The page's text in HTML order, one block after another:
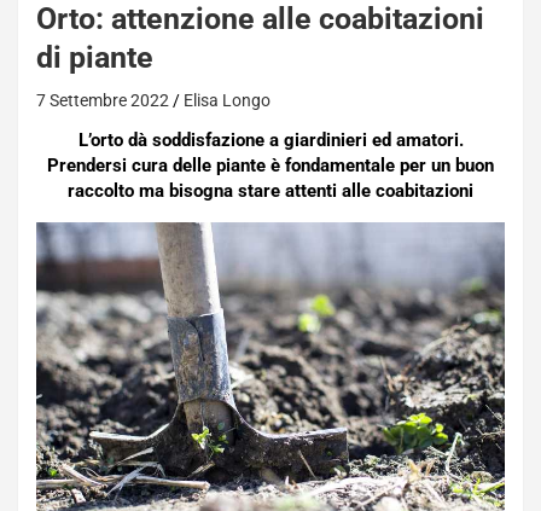
Orto: attenzione alle coabitazioni
di piante
7 Settembre 2022 Elisa Longo
L’orto dà soddisfazione a giardinieri ed amatori.
Prendersi cura delle piante è fondamentale per un buon
raccolto ma bisogna stare attenti alle coabitazioni